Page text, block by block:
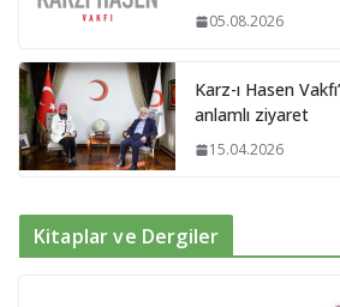
05.08.2026
Karz-ı Hasen
anlamlı ziyaret
15.04.2026
Kitaplar ve Dergiler